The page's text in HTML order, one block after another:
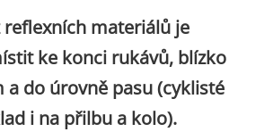
reflexních materiálů je
ke konci rukávů, blízko
a do úrovně pasu (cyklisté
i na přilbu a kolo).